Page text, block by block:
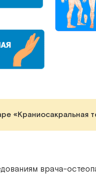
«Краниосакральная
врача-